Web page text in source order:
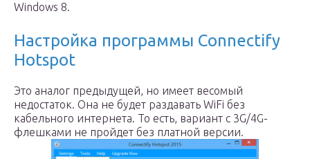
Windows 8.
Настройка программы Connectify
Hotspot
Это аналог предыдущей, но имеет весомый
недостаток. Она не будет раздавать WiFi без
кабельного интернета. То есть, вариант с 3G/4G-
флешками не пройдет без платной версии.